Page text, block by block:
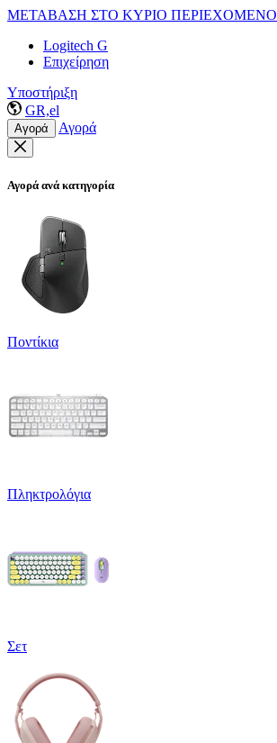
ΜΕΤΑΒΑΣΗ ΣΤΟ ΚΥΡΙΟ ΠΕΡΙΕΧΟΜΕΝΟ
Logitech G
Επιχείρηση
Υποστήριξη
GR,el
Αγορά Αγορά
Αγορά ανά κατηγορία
Ποντίκια
Πληκτρολόγια
Σετ